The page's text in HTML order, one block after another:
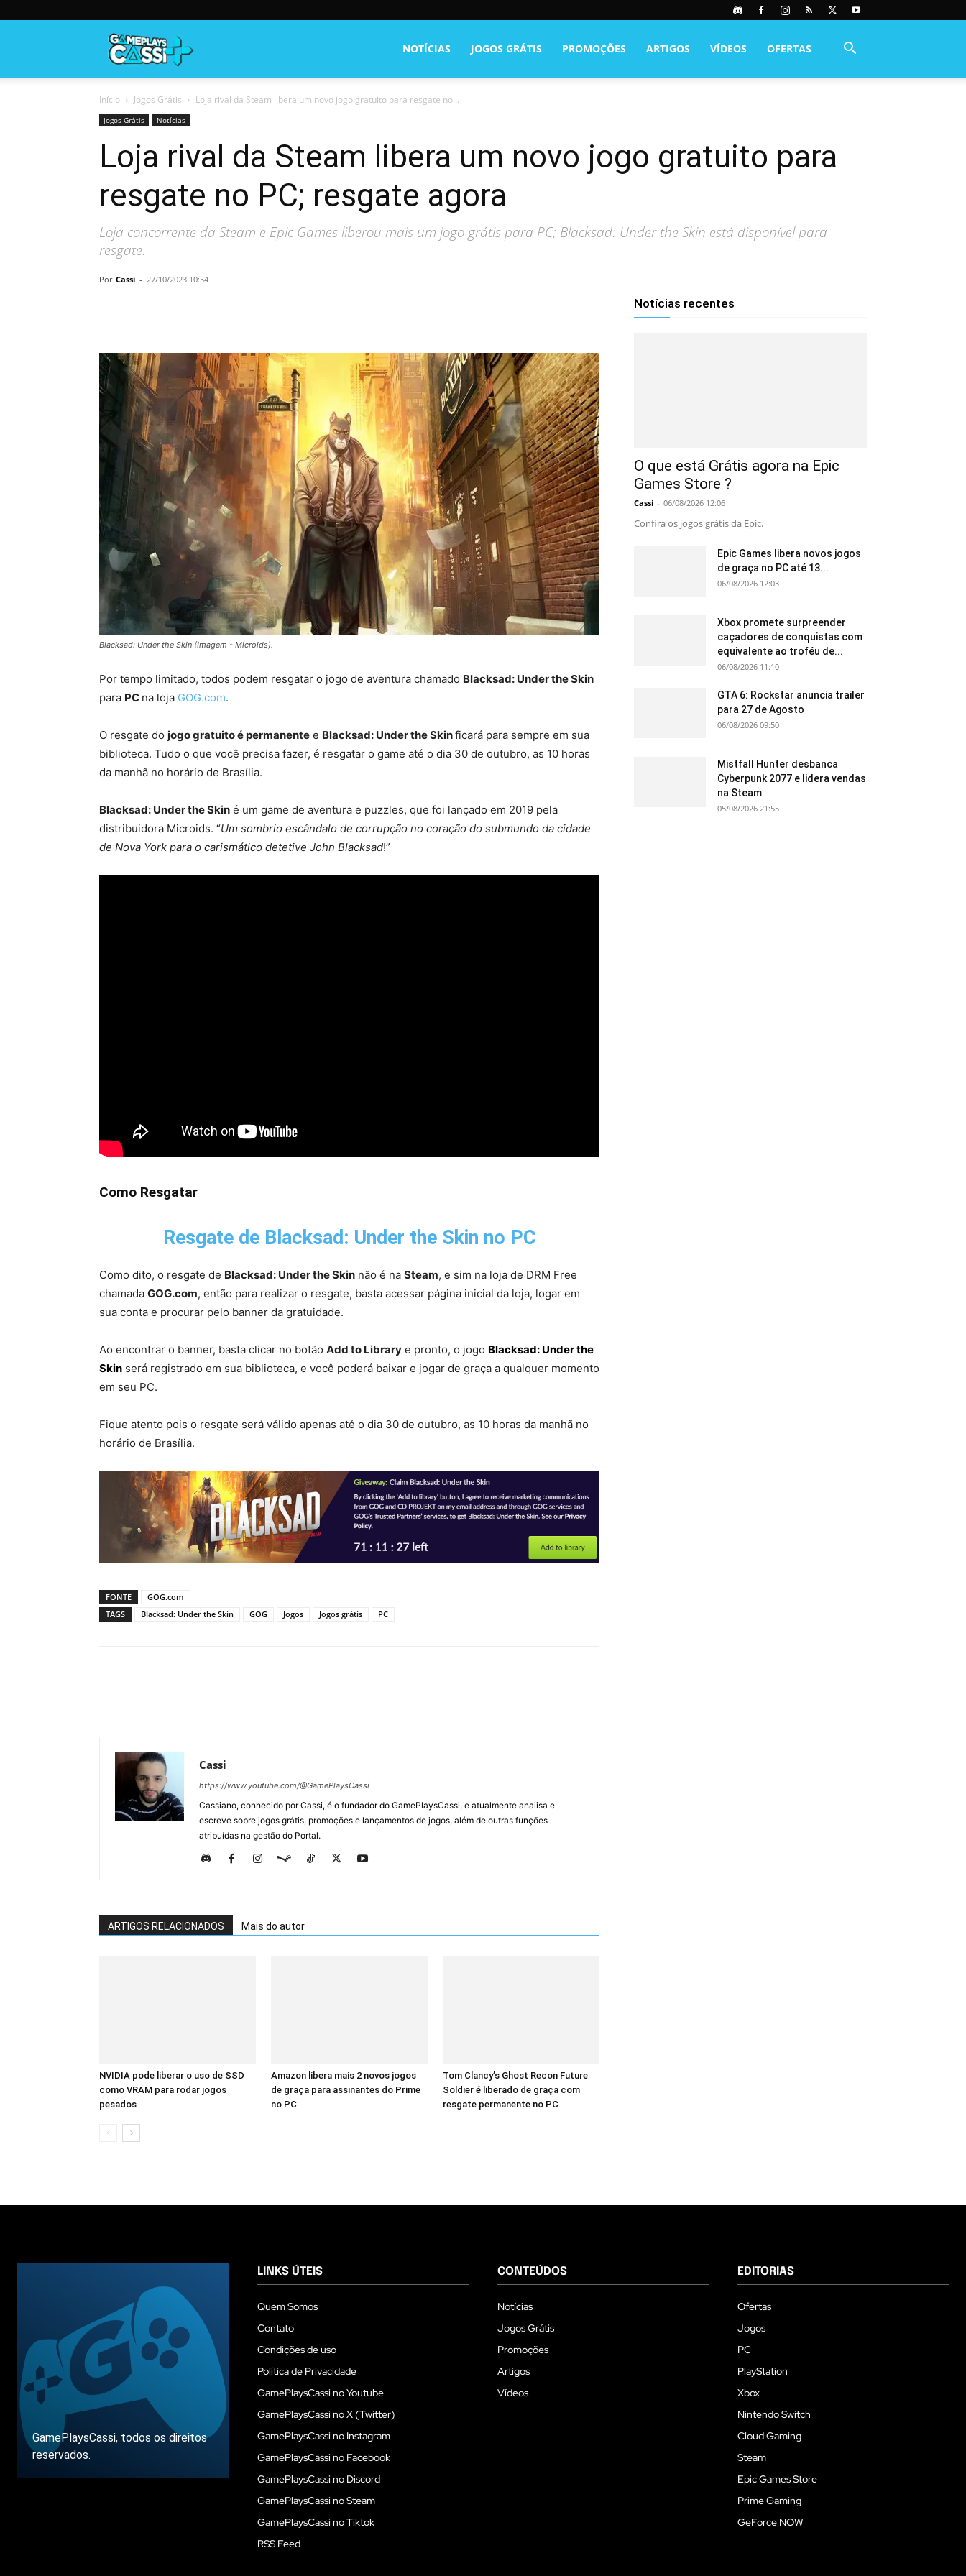
NOTÍCIAS JOGOS GRÁTIS PROMOÇÕES ARTIGOS VÍDEOS OFERTAS
Início Jogos Grátis Loja rival da Steam libera um novo jogo gratuito para resgate no...
Jogos Grátis Notícias
Loja rival da Steam libera um novo jogo gratuito para
resgate no PC; resgate agora
Loja concorrente da Steam e Epic Games liberou mais um jogo grátis para PC; Blacksad: Under the Skin está disponível para
resgate.
Por Cassi - 27/10/2023 10:54
Blacksad: Under the Skin (Imagem - Microids).
Por tempo limitado, todos podem resgatar o jogo de aventura chamado Blacksad: Under the Skin
para PC na loja GOG.com.
O resgate do jogo gratuito é permanente e Blacksad: Under the Skinficará para sempre em sua
biblioteca. Tudo o que você precisa fazer, é resgatar o game até o dia 30 de outubro, as 10 horas
da manhã no horário de Brasília.
Blacksad: Under the Skin é um game de aventura e puzzles, que foi lançado em 2019 pela
distribuidora Microids. “Um sombrio escândalo de corrupção no coração do submundo da cidade
de Nova York para o carismático detetive John Blacksad!”
Como Resgatar
Resgate de Blacksad: Under the Skin no PC
Como dito, o resgate de Blacksad: Under the Skin não é na Steam, e sim na loja de DRM Free
chamada GOG.com, então para realizar o resgate, basta acessar página inicial da loja, logar em
sua conta e procurar pelo banner da gratuidade.
Ao encontrar o banner, basta clicar no botão Add to Library e pronto, o jogo Blacksad: Under the
Skin será registrado em sua biblioteca, e você poderá baixar e jogar de graça a qualquer momento
em seu PC.
Fique atento pois o resgate será válido apenas até o dia 30 de outubro, as 10 horas da manhã no
horário de Brasília.
FONTE
GOG.com
TAGS
Blacksad: Under the Skin GOG Jogos Jogos grátis PC
Cassi
https://www.youtube.com/@GamePlaysCassi
Cassiano, conhecido por Cassi, é o fundador do GamePlaysCassi, e atualmente analisa e
escreve sobre jogos grátis, promoções e lançamentos de jogos, além de outras funções
atribuídas na gestão do Portal.
ARTIGOS RELACIONADOS Mais do autor
NVIDIA pode liberar o uso de SSD
como VRAM para rodar jogos
pesados
Amazon libera mais 2 novos jogos
de graça para assinantes do Prime
no PC
Tom Clancy’s Ghost Recon Future
Soldier é liberado de graça com
resgate permanente no PC
Notícias recentes
O que está Grátis agora na Epic
Games Store ?
Cassi - 06/08/2026 12:06
Confira os jogos grátis da Epic.
Epic Games libera novos jogos
de graça no PC até 13...
06/08/2026 12:03
Xbox promete surpreender
caçadores de conquistas com
equivalente ao troféu de...
06/08/2026 11:10
GTA 6: Rockstar anuncia trailer
para 27 de Agosto
06/08/2026 09:50
Mistfall Hunter desbanca
Cyberpunk 2077 e lidera vendas
na Steam
05/08/2026 21:55
GamePlaysCassi, todos os direitos
reservados.
LINKS ÚTEIS
Quem Somos
Contato
Condições de uso
Política de Privacidade
GamePlaysCassi no Youtube
GamePlaysCassi no X (Twitter)
GamePlaysCassi no Instagram
GamePlaysCassi no Facebook
GamePlaysCassi no Discord
GamePlaysCassi no Steam
GamePlaysCassi no Tiktok
RSS Feed
CONTEÚDOS
Notícias
Jogos Grátis
Promoções
Artigos
Vídeos
EDITORIAS
Ofertas
Jogos
PC
PlayStation
Xbox
Nintendo Switch
Cloud Gaming
Steam
Epic Games Store
Prime Gaming
GeForce NOW